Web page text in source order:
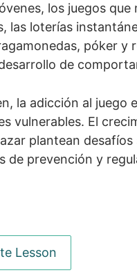
los juegos
las loterías
póker y
de
la adicción al juego
vulnerables. El
plantean
de prevención y
Lesson